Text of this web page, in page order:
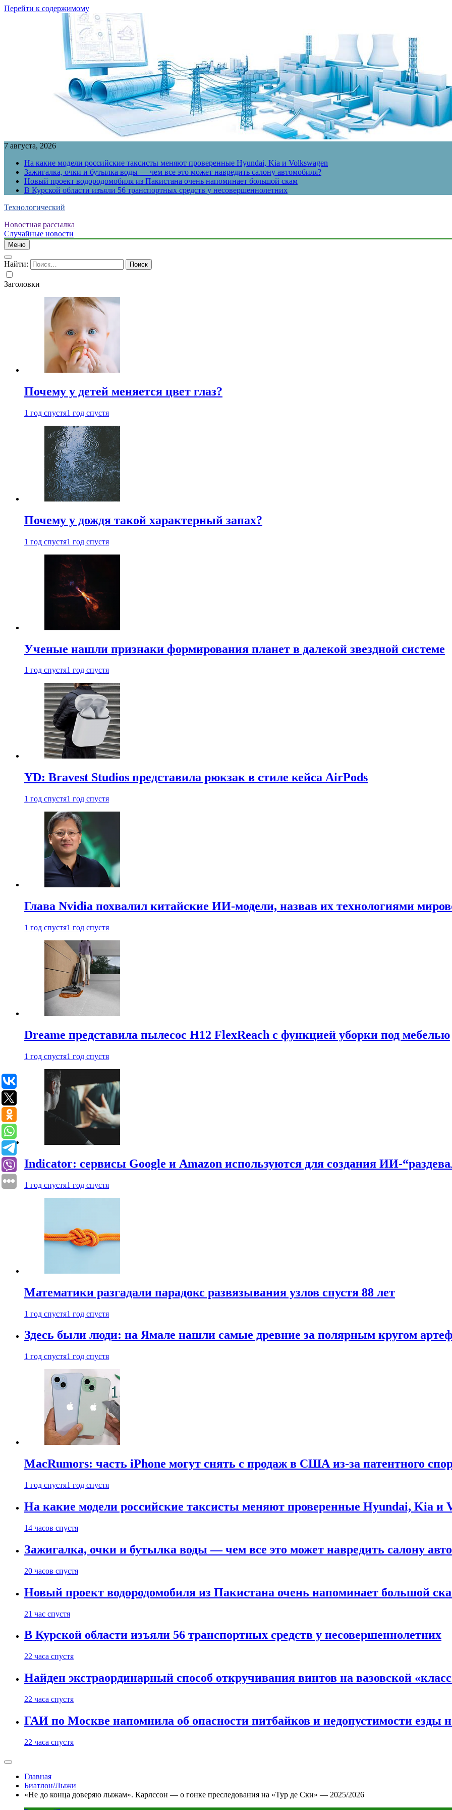
Перейти к содержимому
7 августа, 2026
На какие модели российские таксисты меняют проверенные Hyundai, Kia и Volkswagen
Зажигалка, очки и бутылка воды — чем все это может навредить салону автомобиля?
Новый проект водородомобиля из Пакистана очень напоминает большой скам
В Курской области изъяли 56 транспортных средств у несовершеннолетних
Технологический
Новостная рассылка
Случайные новости
Меню
Найти:
Заголовки
Почему у детей меняется цвет глаз?
1 год спустя1 год спустя
Почему у дождя такой характерный запах?
1 год спустя1 год спустя
Ученые нашли признаки формирования планет в далекой звездной системе
1 год спустя1 год спустя
YD: Bravest Studios представила рюкзак в стиле кейса AirPods
1 год спустя1 год спустя
Глава Nvidia похвалил китайские ИИ-модели, назвав их технологиями
1 год спустя1 год спустя
Dreame представила пылесос H12 FlexReach с функцией уборки под мебелью
1 год спустя1 год спустя
Indicator: сервисы Google и Amazon используются для создания ИИ-
1 год спустя1 год спустя
Математики разгадали парадокс развязывания узлов спустя 88 лет
1 год спустя1 год спустя
Здесь были люди: на Ямале нашли самые древние за полярным кругом
1 год спустя1 год спустя
MacRumors: часть iPhone могут снять с продаж в США из-за патентного
1 год спустя1 год спустя
На какие модели российские таксисты меняют проверенные Hyundai, Kia и
14 часов спустя
Зажигалка, очки и бутылка воды — чем все это может навредить салону
20 часов спустя
Новый проект водородомобиля из Пакистана очень напоминает большой
21 час спустя
В Курской области изъяли 56 транспортных средств у несовершеннолетних
22 часа спустя
Найден экстраординарный способ откручивания винтов на вазовской
22 часа спустя
ГАИ по Москве напомнила об опасности питбайков и недопустимости езды
22 часа спустя
Главная
Биатлон/Лыжи
«Не до конца доверяю лыжам». Карлссон — о гонке преследования на «Тур де Ски» — 2025/2026